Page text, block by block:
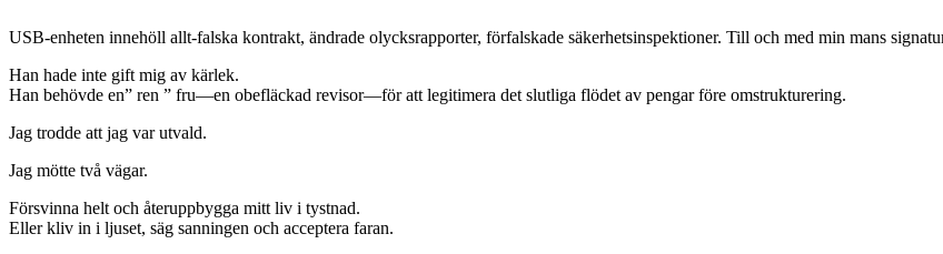
USB-enheten innehöll allt-falska kontrakt, ändrade olycksrapporter, förfalskade säkerhetsinspektioner. Till och med min mans
Han hade inte gift mig av kärlek.
Han behövde en” ren ” fru—en obefläckad revisor—för att legitimera det slutliga flödet av pengar före omstrukturering.
Jag trodde att jag var utvald.
Jag mötte två vägar.
Försvinna helt och återuppbygga mitt liv i tystnad.
Eller kliv in i ljuset, säg sanningen och acceptera faran.